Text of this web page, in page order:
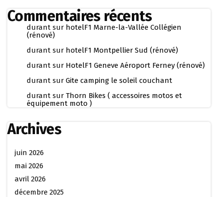
Commentaires récents
durant sur hotelF1 Marne-la-Vallée Collégien
(rénové)
durant sur hotelF1 Montpellier Sud (rénové)
durant sur HotelF1 Geneve Aéroport Ferney (rénové)
durant sur Gite camping le soleil couchant
durant sur Thorn Bikes ( accessoires motos et
équipement moto )
Archives
juin 2026
mai 2026
avril 2026
décembre 2025